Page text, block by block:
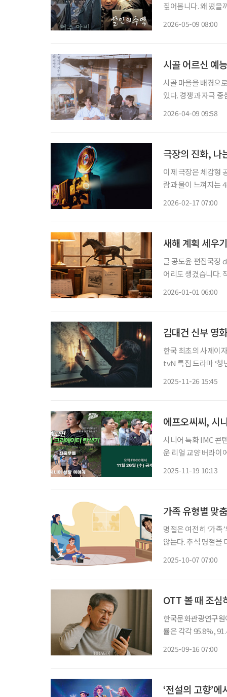
짚어봅니다. 왜 떴을까? ENA 범죄 수사 스릴러 드라마 ‘허수아비’의 인기가 심상치 않다. 이
2026-05-09 08:00
시골 어르신 예
시골 마을을 배경으
있다. 경쟁과 자극
2026-04-09 09:58
극장의 진화, 나
이제 극장은 체감형
람과 물이 느껴지는
2026-02-17 07:00
새해 계획 세우
글 공도윤 편집국장
어리도 생겼습니다. 작심삼일이면 어떻
2026-01-01 06:00
김대건 신부 영
한국 최초의 사제이
tvN 특집 드라마 ‘청
2025-11-26 15:45
에프오씨씨, 시
시니어 특화 IMC 콘
운 리얼 교양 버라이
2025-11-19 10:13
가족 유형별 맞
명절은 여전히 ‘가
않는다. 추석 명절을
2025-10-07 07:00
OTT 볼 때 조
한국문화관광연구
률은 각각 95.8%,
2025-09-16 07:00
‘전설의 고향’